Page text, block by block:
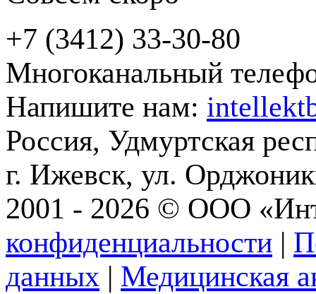
+7 (3412) 33-30-80
Многоканальный
Напишите нам:
Россия, Удмуртская
г. Ижевск, ул.
2001 - 2026 © ООО
конфиденциальности |
данных | Медицинская